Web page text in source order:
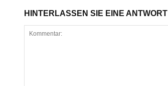
HINTERLASSEN SIE EINE ANTWORT